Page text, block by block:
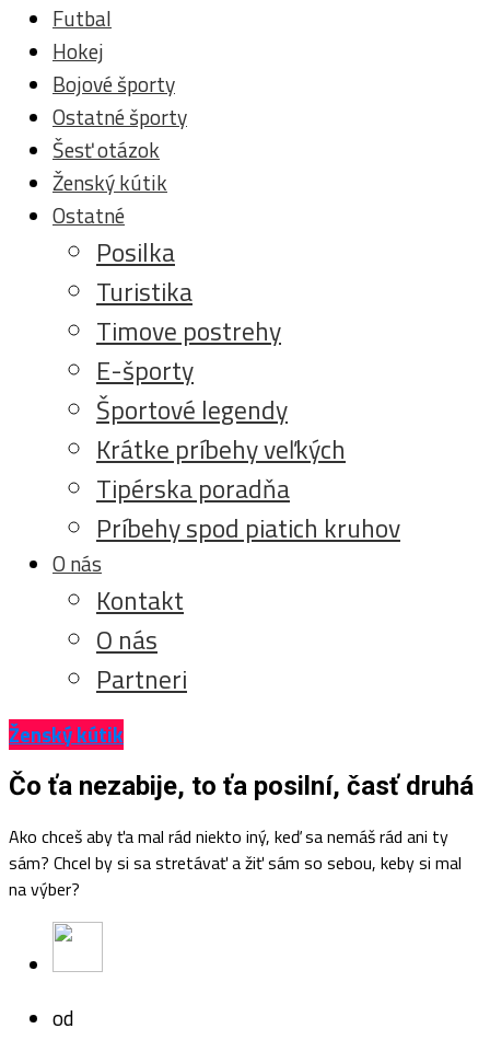
Futbal
Hokej
Bojové športy
Ostatné športy
Šesť otázok
Ženský kútik
Ostatné
Posilka
Turistika
Timove postrehy
E-športy
Športové legendy
Krátke príbehy veľkých
Tipérska poradňa
Príbehy spod piatich kruhov
O nás
Kontakt
O nás
Partneri
Ženský kútik
Čo ťa nezabije, to ťa posilní, časť druhá
Ako chceš aby ťa mal rád niekto iný, keď sa nemáš rád ani ty
sám? Chcel by si sa stretávať a žiť sám so sebou, keby si mal
na výber?
od